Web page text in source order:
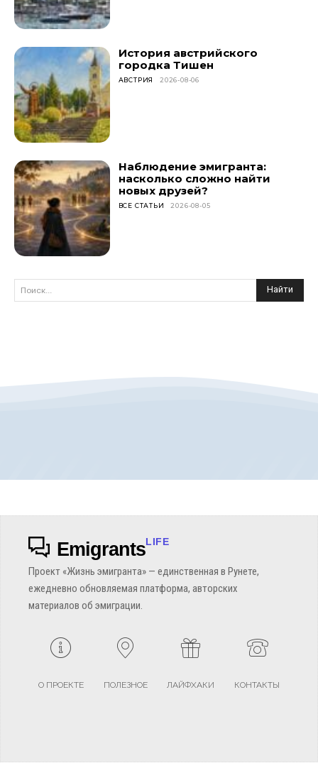
История австрийского
городка Тишен
АВСТРИЯ 2026-08-06
Наблюдение эмигранта:
насколько сложно найти
новых друзей?
ВСЕ СТАТЬИ 2026-08-05
Поиск... Найти
EmigrantsLIFE
Проект «Жизнь эмигранта» — единственная в Рунете,
ежедневно обновляемая платформа, авторских
материалов об эмиграции.
О ПРОЕКТЕ ПОЛЕЗНОЕ ЛАЙФХАКИ КОНТАКТЫ